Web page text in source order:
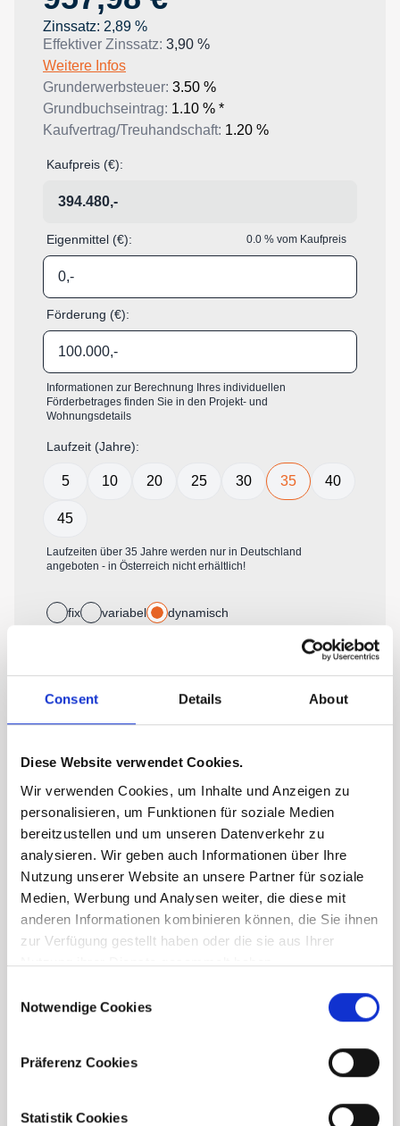
Consent Details About
Diese Website verwendet Cookies.
Wir verwenden Cookies, um Inhalte und Anzeigen zu
personalisieren, um Funktionen für soziale Medien
bereitzustellen und um unseren Datenverkehr zu
analysieren. Wir geben auch Informationen über Ihre
Nutzung unserer Website an unsere Partner für soziale
Medien, Werbung und Analysen weiter, die diese mit
anderen Informationen kombinieren können, die Sie ihnen
zur Verfügung gestellt haben oder die sie aus Ihrer
Nutzung ihrer Dienste gesammelt haben.
Selection
Notwendige Cookies
Präferenz Cookies
Statistik Cookies